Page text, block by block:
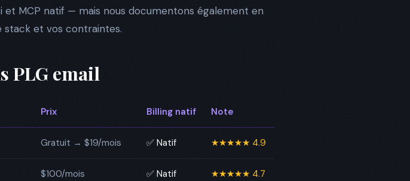
MCP natif — mais nous documentons également en
stack et vos contraintes.
PLG email
Prix Billing natif Note
Gratuit → $19/mois ✅ Natif ★★★★★ 4.9
$100/mois ✅ Natif ★★★★★ 4.7